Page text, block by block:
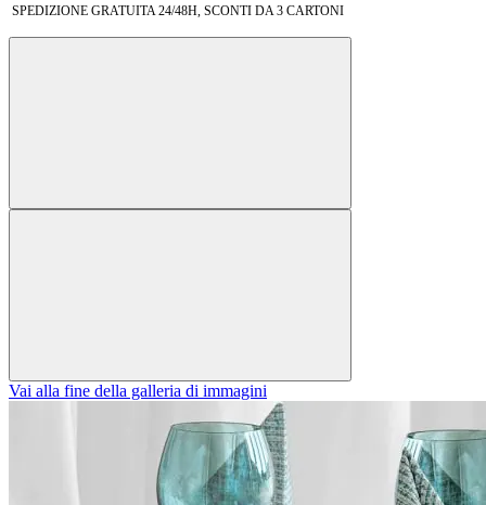
SPEDIZIONE GRATUITA 24/48H, SCONTI DA 3 CARTONI
Vai alla fine della galleria di immagini